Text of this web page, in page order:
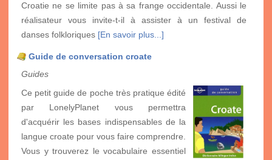
Croatie ne se limite pas à sa frange occidentale. Aussi le
réalisateur vous invite-t-il à assister à un festival de
danses folkloriques [En savoir plus...]
Guide de conversation croate
Guides
Ce petit guide de poche très pratique édité
par LonelyPlanet vous permettra
d'acquérir les bases indispensables de la
langue croate pour vous faire comprendre.
Vous y trouverez le vocabulaire essentiel